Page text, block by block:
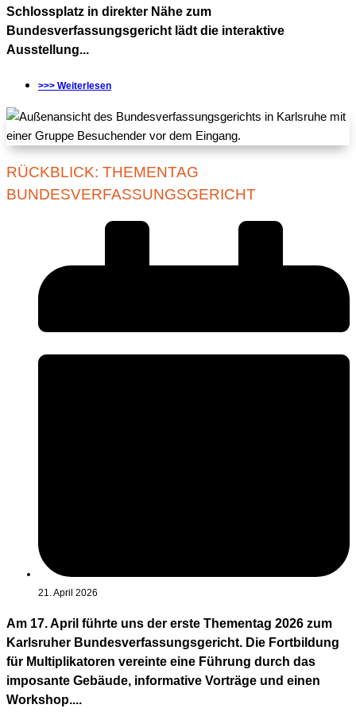
Schlossplatz in direkter Nähe zum
Bundesverfassungsgericht lädt die interaktive
Ausstellung...
>>> Weiterlesen
RÜCKBLICK: THEMENTAG
BUNDESVERFASSUNGSGERICHT
21. April 2026
Am 17. April führte uns der erste Thementag 2026 zum
Karlsruher Bundesverfassungsgericht. Die Fortbildung
für Multiplikatoren vereinte eine Führung durch das
imposante Gebäude, informative Vorträge und einen
Workshop....